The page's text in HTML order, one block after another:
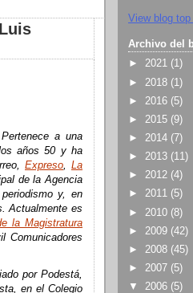
a una
años 50 y ha
Expreso, La
de la Agencia
y, en
Actualmente es
la Magistratura
Comunicadores
por Podestá,
en el Colegio
View blog top
Archivo del
► 2021 (1)
► 2018 (1)
► 2016 (5)
► 2015 (9)
► 2014 (7)
► 2013 (11)
► 2012 (4)
► 2011 (5)
► 2010 (8)
► 2009 (42)
► 2008 (45)
► 2007 (5)
▼ 2006 (5)